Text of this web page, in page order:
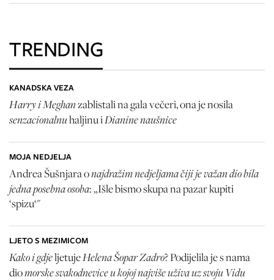
TRENDING
KANADSKA VEZA
Harry i Meghanzablistali na gala večeri, ona je nosila
senzacionalnuhaljinu iDianine naušnice
MOJA NEDJELJA
Andrea Šušnjara onajdražim nedjeljama čiji je važan dio bila
jedna posebna osoba: „Išle bismo skupa na pazar kupiti
‘spizu‘"
LJETO S MEZIMICOM
Kako i gdjeljetujeHelena Šopar Zadro? Podijelila je s nama
diomorske svakodnevice u kojoj najviše uživa uz svoju Vidu